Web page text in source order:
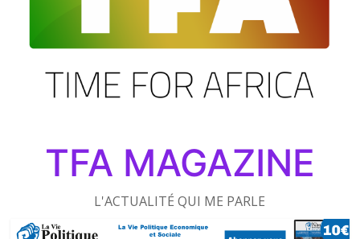
TFA MAGAZINE
L'ACTUALITÉ QUI ME PARLE